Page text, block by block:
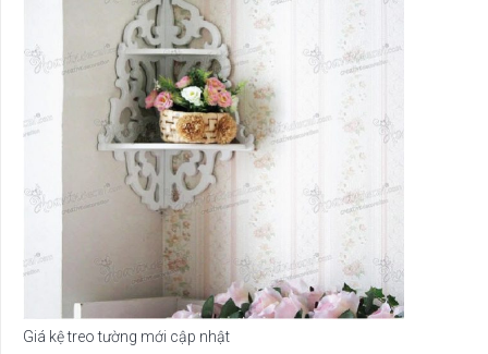
Giá kệ treo tường mới cập nhật